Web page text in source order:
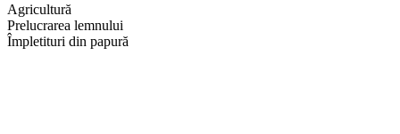
Agricultură
Prelucrarea lemnului
Împletituri din papură